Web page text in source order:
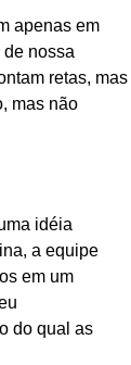
apenas em
de nossa
retas, mas
mas não
idéia
a equipe
em um
do qual as